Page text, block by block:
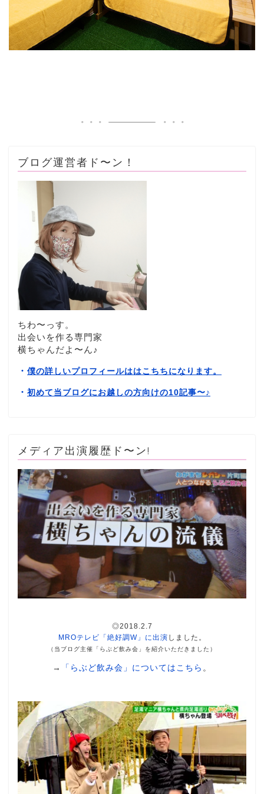
ブログ運営者ド〜ン！
ちわ〜っす。
出会いを作る専門家
横ちゃんだよ〜ん♪
・ 僕の詳しいプロフィールははこちちになります。
・ 初めて当ブログにお越しの方向けの10記事〜♪
メディア出演履歴ド〜ン!
◎2018.2.7
MROテレビ「絶好調W」に出演 しました。
（当ブログ主催「らぶど飲み会」を紹介いただきました）
→ 「らぶど飲み会」についてはこちら 。